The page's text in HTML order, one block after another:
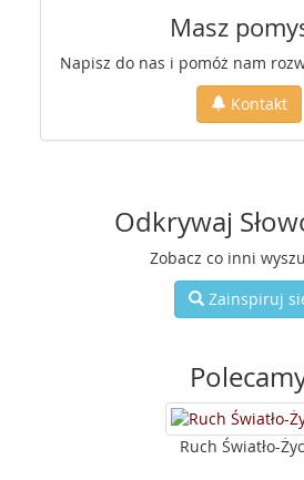
Masz
Napisz do nas i pomóż nam
Kontakt
Odkrywaj
Zobacz co inni
Zainspiruj
Ruch Światło-